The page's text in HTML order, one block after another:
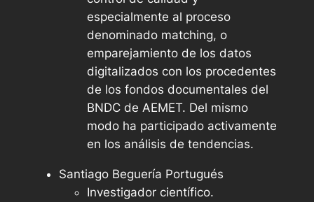
especialmente al proceso
denominado matching, o
emparejamiento de los datos
digitalizados con los procedentes
de los fondos documentales del
BNDC de AEMET. Del mismo
modo ha participado activamente
en los análisis de tendencias.
Santiago Beguería Portugués
Investigador científico.